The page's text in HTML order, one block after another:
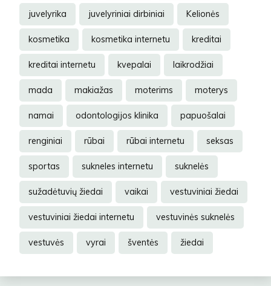
juvelyrika juvelyriniai dirbiniai Kelionės
kosmetika kosmetika internetu kreditai
kreditai internetu kvepalai laikrodžiai
mada makiažas moterims moterys
namai odontologijos klinika papuošalai
renginiai rūbai rūbai internetu seksas
sportas sukneles internetu suknelės
sužadėtuvių žiedai vaikai vestuviniai žiedai
vestuviniai žiedai internetu vestuvinės suknelės
vestuvės vyrai šventės žiedai